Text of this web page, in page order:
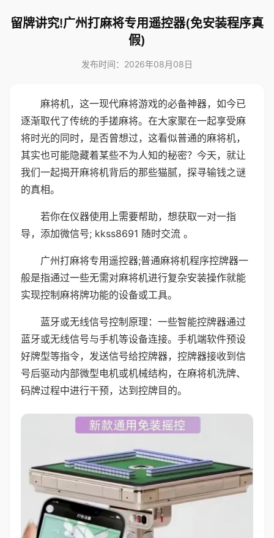
留牌讲究!广州打麻将专用遥控器(免安装程序真
假)
发布时间：2026年08月08日
麻将机，这一现代麻将游戏的必备神器，如今已
逐渐取代了传统的手搓麻将。在大家聚在一起享受麻
将时光的同时，是否曾想过，这看似普通的麻将机，
其实也可能隐藏着某些不为人知的秘密？今天，就让
我们一起揭开麻将机背后的那些猫腻，探寻输钱之谜
的真相。
若你在仪器使用上需要帮助，想获取一对一指
导，添加微信号; kkss8691 随时交流 。
广州打麻将专用遥控器;普通麻将机程序控牌器一
般是指通过一些无需对麻将机进行复杂安装操作就能
实现控制麻将牌功能的设备或工具。
蓝牙或无线信号控制原理：一些智能控牌器通过
蓝牙或无线信号与手机等设备连接。手机端软件预设
好牌型等指令，发送信号给控牌器，控牌器接收到信
号后驱动内部微型电机或机械结构，在麻将机洗牌、
码牌过程中进行干预，达到控牌目的。